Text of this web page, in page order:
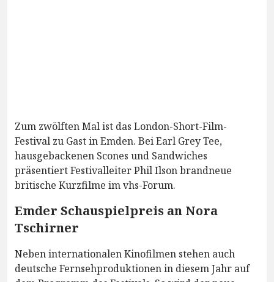
Zum zwölften Mal ist das London-Short-Film-
Festival zu Gast in Emden. Bei Earl Grey Tee,
hausgebackenen Scones und Sandwiches
präsentiert Festivalleiter Phil Ilson brandneue
britische Kurzfilme im vhs-Forum.
Emder Schauspielpreis an Nora
Tschirner
Neben internationalen Kinofilmen stehen auch
deutsche Fernsehproduktionen in diesem Jahr auf